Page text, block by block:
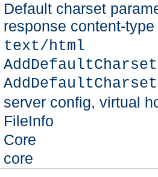
Default charset
response content-
text/html
server config, virtual
FileInfo
Core
core